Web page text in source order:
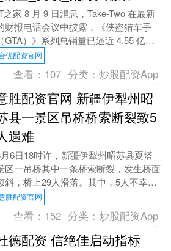
之家 8 月 9 日消息，Take-Two 在最新
财报电话会议中披露，《侠盗猎车手
（GTA）》系列总销量已逼近 4.55 亿
，其中仅《GTA 5》就贡献....
优配资官网
查看： 107 分类：炒股配资App
胜配资官网 新疆伊犁州昭
县一景区吊桥桥索断裂致5
遇难
6日18时许，新疆伊犁州昭苏县夏塔
区一吊桥其中一条桥索断裂，发生桥面
斜，桥上29人滑落。其中，5人不幸遇
，22人受轻伤，2人伤势较重，受伤人
已第一时....
胜配资官网
查看： 152 分类：炒股配资App
德配资 信绝佳启动指标